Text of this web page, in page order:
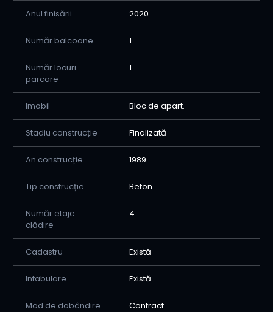
puteti apela oricand la consilierul nostru imobiliar-
Bogdan 0750730459
Anul finisării 2020
Număr balcoane 1
Număr locuri
parcare
1
Imobil Bloc de apart.
Stadiu construcție Finalizată
An construcție 1989
Tip construcție Beton
Număr etaje
clădire
4
Cadastru Există
Intabulare Există
Mod de dobândire Contract